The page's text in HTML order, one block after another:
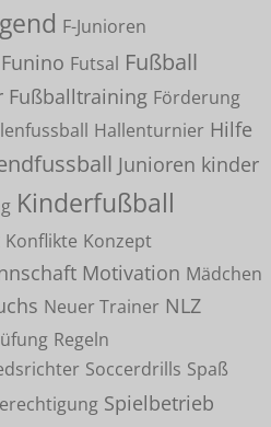
F-Junioren
Funino Futsal Fußball
Fußballtraining Förderung
Hallenturnier Hilfe
Junioren kinder
Kinderfußball
Konflikte Konzept
Motivation Mädchen
Neuer Trainer NLZ
Regeln
Soccerdrills Spaß
Spielbetrieb